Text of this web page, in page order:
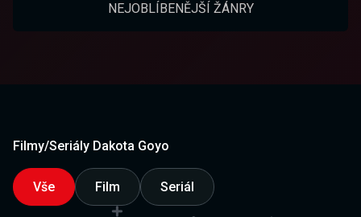
NEJOBLÍBENĚJŠÍ ŽÁNRY
Filmy/Seriály Dakota Goyo
Vše Film Seriál